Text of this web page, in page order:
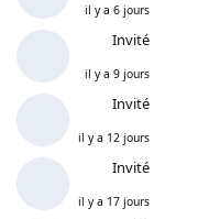
il y a 6 jours
Invité
il y a 9 jours
Invité
il y a 12 jours
Invité
il y a 17 jours